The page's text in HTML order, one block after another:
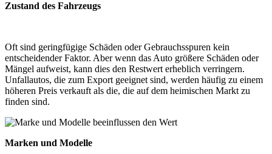
Zustand des Fahrzeugs
Oft sind geringfügige Schäden oder Gebrauchsspuren kein
entscheidender Faktor. Aber wenn das Auto größere Schäden oder
Mängel aufweist, kann dies den Restwert erheblich verringern.
Unfallautos, die zum Export geeignet sind, werden häufig zu einem
höheren Preis verkauft als die, die auf dem heimischen Markt zu
finden sind.
Marken und Modelle